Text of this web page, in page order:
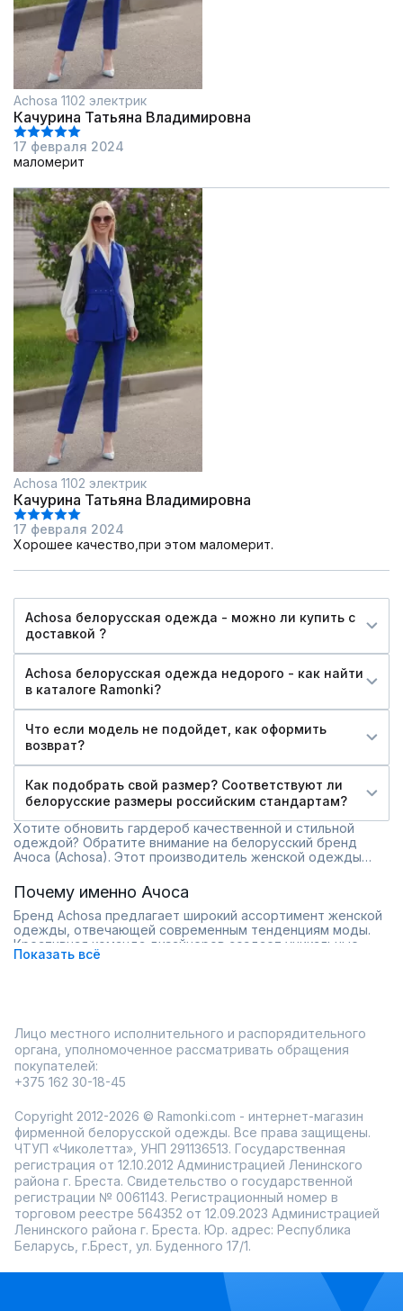
Achosa 1102 электрик
Качурина Татьяна Владимировна
17 февраля 2024
маломерит
Achosa 1102 электрик
Качурина Татьяна Владимировна
17 февраля 2024
Хорошее качество,при этом маломерит.
Achosa белорусская одежда - можно ли купить c
доставкой ?
Achosa белорусская одежда недорого - как найти
в каталоге Ramonki?
Что если модель не подойдет, как оформить
возврат?
Как подобрать свой размер? Соответствуют ли
белорусские размеры российским стандартам?
Хотите обновить гардероб качественной и стильной
одеждой? Обратите внимание на белорусский бренд
Ачоса (Achosa). Этот производитель женской одежды
европейского стиля, высокого качества и доступных цен.
Давайте разберемся, почему стоит выбрать Ачоса и как
купить их изделия.
Почему именно Ачоса
Бренд Achosa предлагает широкий ассортимент женской
одежды, отвечающей современным тенденциям моды.
Креативная команда дизайнеров создает уникальные
модели, сочетающие элегантность и комфорт.
• Сдержанная элегантность, подходящая для разных
случаев
• Сезонные коллекции и лимитированные серии
Ассортимент
В каталоге вы найдете разнообразные модели на все
случаи жизни:
• Стильные платья для вечерних выходов и офиса
• Элегантные блузы и рубашки
• Удобные брюки и комбинезоны
• Модные жакеты и офисные костюмы
• Трикотажные изделия для повседневной носки
Особое внимание уделяется созданию универсальных
Показать всё
Лицо местного исполнительного и распорядительного
органа, уполномоченное рассматривать обращения
покупателей:
+375 162 30-18-45
Copyright 2012-2026 © Ramonki.com - интернет-магазин
фирменной белорусской одежды. Все права защищены.
ЧТУП «Чиколетта», УНП 291136513. Государственная
регистрация от 12.10.2012 Администрацией Ленинского
района г. Бреста. Свидетельство о государственной
регистрации № 0061143. Регистрационный номер в
торговом реестре 564352 от 12.09.2023 Администрацией
Ленинского района г. Бреста. Юр. адрес: Республика
Беларусь, г.Брест, ул. Буденного 17/1.